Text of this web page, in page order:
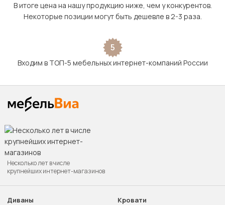
В итоге цена на нашу продукцию ниже, чем у конкурентов.
Некоторые позиции могут быть дешевле в 2-3 раза.
5
Входим в ТОП-5 мебельных интернет-компаний России
Несколько лет в числе
крупнейших интернет-магазинов
Диваны
Кровати